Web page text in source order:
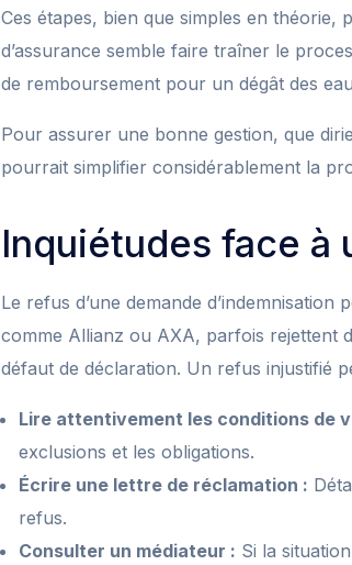
Ces étapes, bien que simples en
d’assurance semble faire traîner le
de remboursement pour un dégât des
Pour assurer une bonne gestion, que
pourrait simplifier considérablement la
Inquiétudes face à
Le refus d’une demande
comme Allianz ou AXA, parfois rejettent
défaut de déclaration. Un refus injustifié
Lire attentivement les conditions de
exclusions et les obligations.
Écrire une lettre de réclamation :
refus.
Consulter un médiateur : Si la